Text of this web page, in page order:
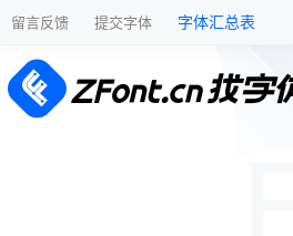
留言反馈 提交字体 字体汇总表